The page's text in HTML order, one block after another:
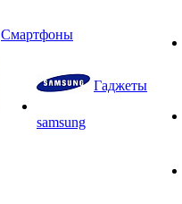
Смартфоны
samsung
Гаджеты